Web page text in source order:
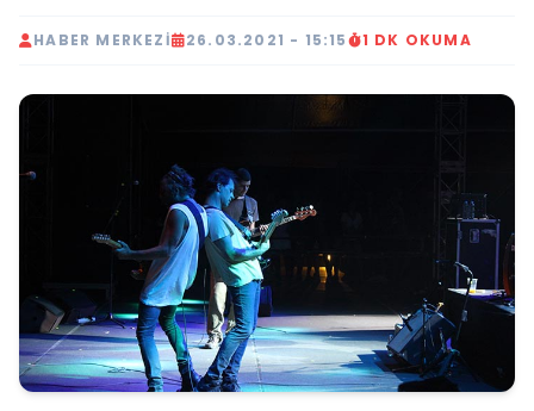
HABER MERKEZI 26.03.2021 - 15:15 1 DK OKUMA